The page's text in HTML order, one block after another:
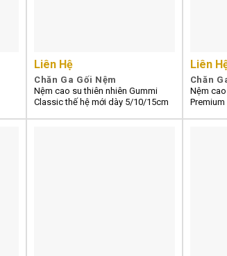
Chăn Ga Gối Nệm
Nệm cao su thiên nhiên Gummi
Classic thế hệ mới dày 5/10/15cm
Liên Hệ
Chăn
Nệm
Liên